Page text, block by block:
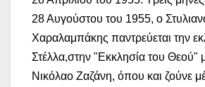
28 Αυγούστου του 1955, ο
Χαραλαμπάκης παντρεύεται την
Στέλλα,στην "Εκκλησία του Θεού"
Νικόλαο Ζαζάνη, όπου και ζούνε